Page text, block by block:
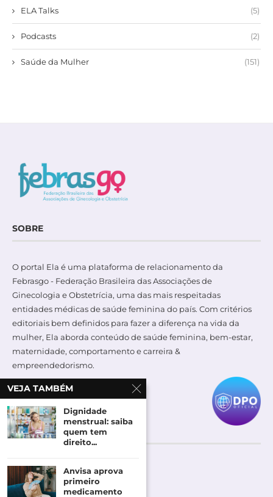
ELA Talks (5)
Podcasts (2)
Saúde da Mulher (151)
SOBRE
O portal Ela é uma plataforma de relacionamento da
Febrasgo - Federação Brasileira das Associações de
Ginecologia e Obstetrícia, uma das mais respeitadas
entidades médicas de saúde feminina do país. Com critérios
editoriais bem definidos para fazer a diferença na vida da
mulher, Ela aborda conteúdo de saúde feminina, bem-estar,
maternidade, comportamento e carreira &
empreendedorismo.
ACOMPANHE NO FACEBOOK
VEJA TAMBÉM
Dignidade
menstrual: saiba
quem tem
direito...
Anvisa aprova
primeiro
medicamento